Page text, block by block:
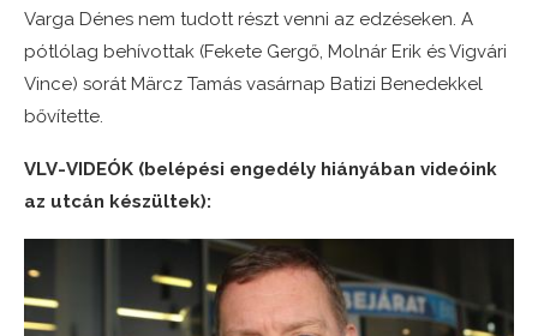
Varga Dénes nem tudott részt venni az edzéseken. A
pótlólag behívottak (Fekete Gergő, Molnár Erik és Vigvári
Vince) sorát Märcz Tamás vasárnap Batizi Benedekkel
bővítette.
VLV-VIDEÓK (belépési engedély hiányában videóink
az utcán készültek):